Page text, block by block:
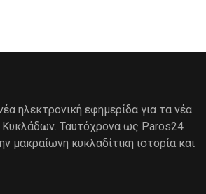
ηλεκτρονική εφημερίδα για τα νέα
Ταυτόχρονα ως Paros24
μακραίωνη κυκλαδίτικη ιστορία και